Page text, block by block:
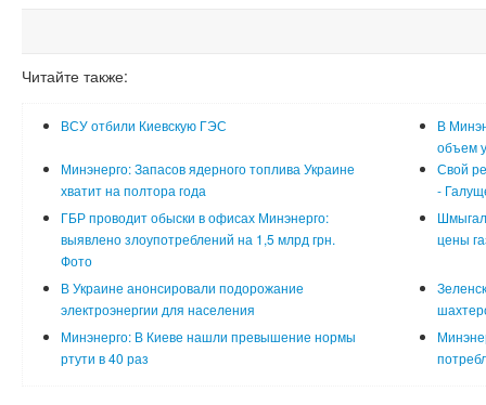
Читайте также:
ВСУ отбили Киевскую ГЭС
В
объем
Минэнерго: Запасов ядерного топлива Украине
хватит на полтора года
Свой
-
ГБР проводит обыски в офисах Минэнерго:
выявлено злоупотреблений на 1,5 млрд грн.
Фото
цены
В Украине анонсировали подорожание
электроэнергии для населения
Минэнерго: В Киеве нашли превышение нормы
ртути в 40 раз